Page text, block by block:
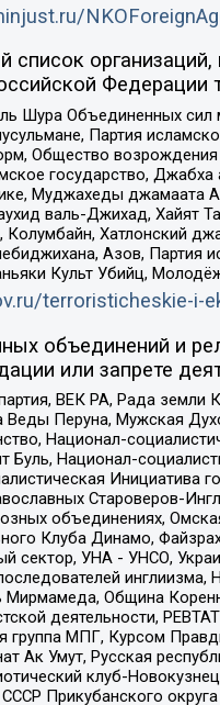
организаций,
Федерации
Шура Объединенных сил
Партия
Общество
государство,
Муджахеды джамаата
валь-Джихад, Хайят
Колумбайн, Хатлонский
Азов, Партия
Культ Убийц,
terroristicheskie-i-
объединений и
или запрете
ВЕК РА, Рада
Перуна, Мужская
Национал-
Национал-
Инициатива
Староверов-
объединениях,
Клуба Динамо,
сектор, УНА - УНСО,
Община
деятельности,
МПГ, Курсом
Ак Умут, Русская
клуб-
Прикубанского